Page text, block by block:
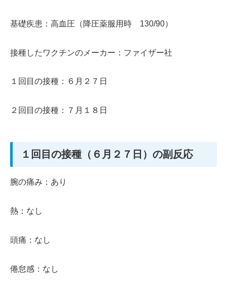
基礎疾患：高血圧（降圧薬服用時 130/90）
接種したワクチンのメーカー：ファイザー社
１回目の接種：６月２７日
２回目の接種：７月１８日
１回目の接種（６月２７日）の副反応
腕の痛み：あり
熱：なし
頭痛：なし
倦怠感：なし